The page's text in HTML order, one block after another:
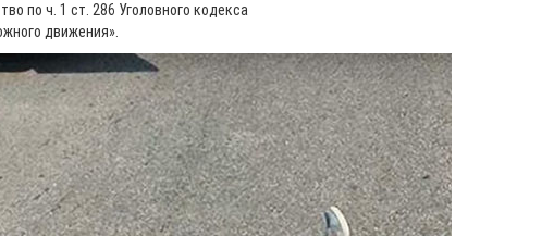
по ч. 1 ст. 286 Уголовного кодекса
движения».